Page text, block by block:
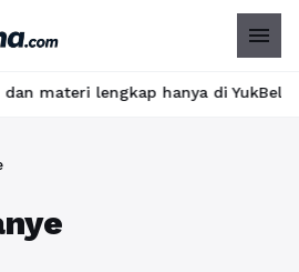
menu
lengkap hanya di